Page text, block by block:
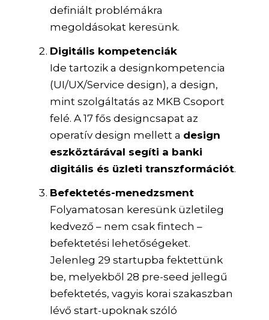
definiált problémákra
megoldásokat keresünk.
Digitális kompetenciák
Ide tartozik a designkompetencia
(UI/UX/Service design), a design,
mint szolgáltatás az MKB Csoport
felé. A 17 fős designcsapat az
operatív design mellett a design
eszköztárával segíti a banki
digitális és üzleti transzformációt.
Befektetés-menedzsment
Folyamatosan keresünk üzletileg
kedvező – nem csak fintech –
befektetési lehetőségeket.
Jelenleg 29 startupba fektettünk
be, melyekből 28 pre-seed jellegű
befektetés, vagyis korai szakaszban
lévő start-upoknak szóló